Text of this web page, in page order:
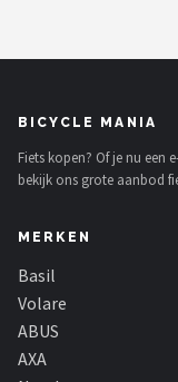
BICYCLE MANIA
Fiets kopen? Of je nu een
bekijk ons grote aanbod
MERKEN
Basil
Volare
ABUS
AXA